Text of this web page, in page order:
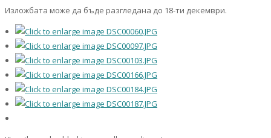
Изложбата може да бъде разгледана до 18-ти декември.